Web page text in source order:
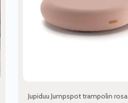
Jupiduu Jumpspot trampolin rosa